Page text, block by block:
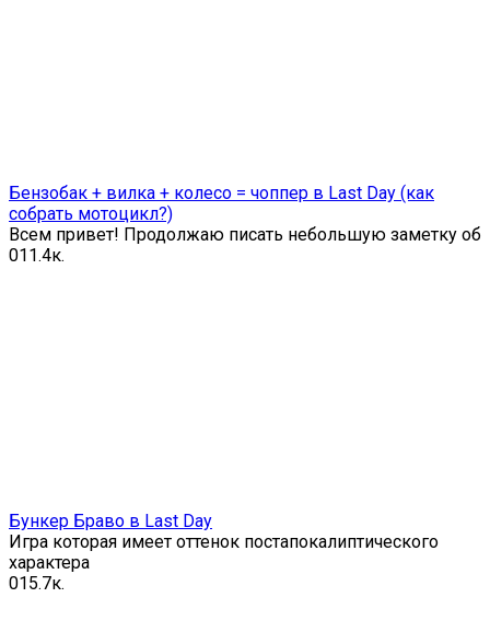
Бензобак + вилка + колесо = чоппер в Last Day (как
собрать мотоцикл?)
Всем привет! Продолжаю писать небольшую заметку об
011.4к.
Бункер Браво в Last Day
Игра которая имеет оттенок постапокалиптического
характера
015.7к.